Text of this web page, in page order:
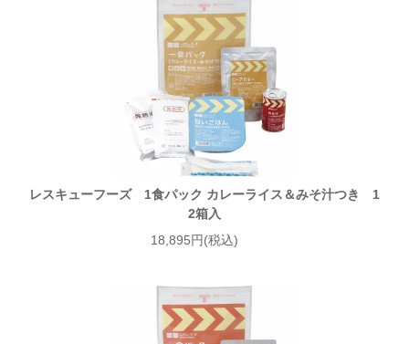
レスキューフーズ 1食パック カレーライス＆みそ汁つき 1
2箱入
18,895円(税込)